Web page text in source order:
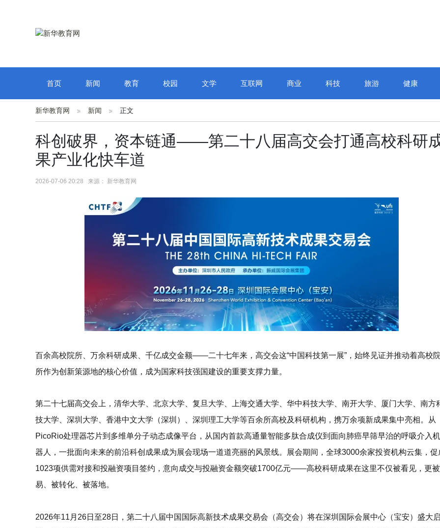
首页 新闻 教育 校园 文学 互联网 商业 科技 旅游 健康
新华教育网 新闻 正文
科创破界，资本链通——第二十八届高交会打通高校科研
果产业化快车道
2026-07-06 20:28 来源： 新华教育网
百余高校院所、万余科研成果、千亿成交金额——二十七年来，高交会这“中国科技第一展”，始终见证并推动着高校
所作为创新策源地的核心价值，成为国家科技强国建设的重要支撑力量。
第二十七届高交会上， 清华大学、北京大学、复旦大学、上海交通大学、华中科技大学、南开大学、厦门大学、南方
技大学、深圳大学、香港中文大学（深圳）、深圳理工大学等百余所高校及科研机构，携万余项新成果集中亮相。从
PicoRio处理器芯片到多维单分子动态成像平台，从国内首款高通量智能多肽合成仪到面向肺癌早筛早治的呼吸介入机
器人，一批面向未来的前沿科创成果成为展会现场一道道亮丽的风景线。展会期间，全球3000余家投资机构云集，促
1023项供需对接和投融资项目签约，意向成交与投融资金额突破1700亿元——高校科研成果在这里不仅被看见 ，更
易、被转化、被落地。
2026年11月26日至28日 ， 第二十八届中国国际高新技术成果交易会 （高交会）将在深圳国际会展中心（宝安） 盛大